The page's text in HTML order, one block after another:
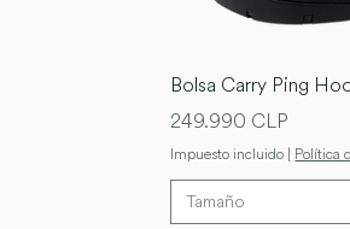
Bolsa Carry Ping
Precio
249.990 CLP
Impuesto incluido | Política
Tamaño